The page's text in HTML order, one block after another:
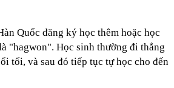
Quốc đăng ký học thêm hoặc học
"hagwon". Học sinh thường đi thẳng
tối, và sau đó tiếp tục tự học cho đến